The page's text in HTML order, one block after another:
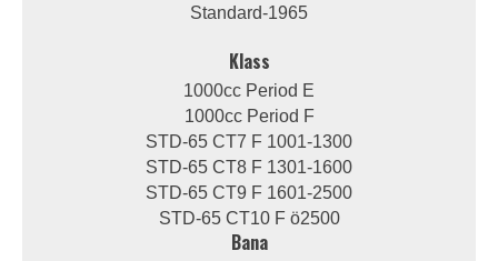
Standard-1965
Klass
1000cc Period E
1000cc Period F
STD-65 CT7 F 1001-1300
STD-65 CT8 F 1301-1600
STD-65 CT9 F 1601-2500
STD-65 CT10 F ö2500
Bana